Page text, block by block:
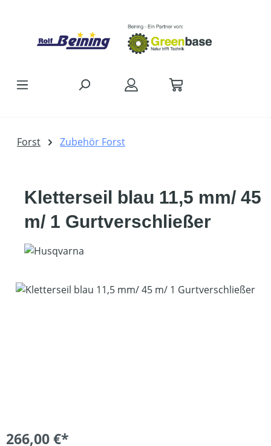
Forst Zubehör Forst
Kletterseil blau 11,5 mm/ 45
m/ 1 Gurtverschließer
Bildergalerie überspringen
266,00 €*